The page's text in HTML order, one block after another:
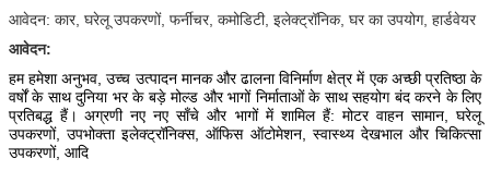
आवेदन: कार, घरेलू उपकरणों, फर्नीचर, कमोडिटी, इलेक्ट्रॉनिक, घर का उपयोग, हार्डवेयर
आवेदन:
हम हमेशा अनुभव, उच्च उत्पादन मानक और ढालना विनिर्माण क्षेत्र में एक अच्छी प्रतिष्ठा के
वर्षों के साथ दुनिया भर के बड़े मोल्ड और भागों निर्माताओं के साथ सहयोग बंद करने के लिए
प्रतिबद्ध हैं। अग्रणी नए नए साँचे और भागों में शामिल हैं: मोटर वाहन सामान, घरेलू
उपकरणों, उपभोक्ता इलेक्ट्रॉनिक्स, ऑफिस ऑटोमेशन, स्वास्थ्य देखभाल और चिकित्सा
उपकरणों, आदि